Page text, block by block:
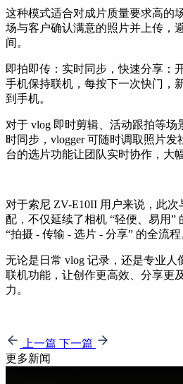
这种模式适合对成片质量要求高的
场与客户确认满意的照片并上传，
间。
即拍即传：实时同步，快速分享：
手机保持联机，每按下一次快门，
到手机。
对于 vlog 即时剪辑、活动跟拍等
时同步，vlogger 可随时调取照片
台的选片功能让团队实时协作，大
对于索尼 ZV-E10II 用户来说，此
配，不仅延续了相机 “轻便、易用”
“拍摄 - 传输 - 选片 - 分享” 的全流程
无论是日常 vlog 记录，还是专业人
联机功能，让创作更高效、分享更
力。
上一篇 下一篇
更多新闻